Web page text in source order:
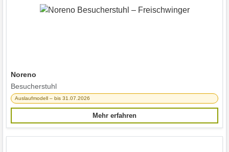
Noreno
Besucherstuhl
Auslaufmodell – bis 31.07.2026
Mehr erfahren